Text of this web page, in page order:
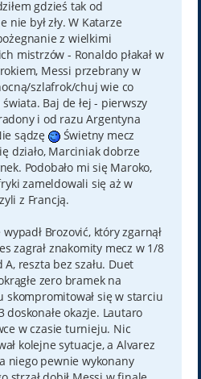
gdzieś tak od
nie był zły. W Katarze
z wielkimi
mistrzów - Ronaldo płakał w
Messi przebrany w
szlafrok/chuj wie co
Baj de łej - pierwszy
i od razu Argentyna
sądzę
Świetny mecz
działo, Marciniak dobrze
Podobało mi się Maroko,
zameldowali się aż w
z Francją.
Brozović, który zgarnął
zagrał znakomity mecz w 1/8
reszta bez szału. Duet
zero bramek na
się w starciu
okazje. Lautaro
w czasie turnieju. Nic
kolejne sytuacje, a Alvarez
niego pewnie wykonany